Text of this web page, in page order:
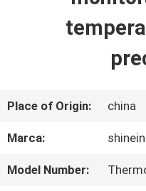
CONTROLLO
DI
Place of Origin: china
Marca: shinein
Model Number: